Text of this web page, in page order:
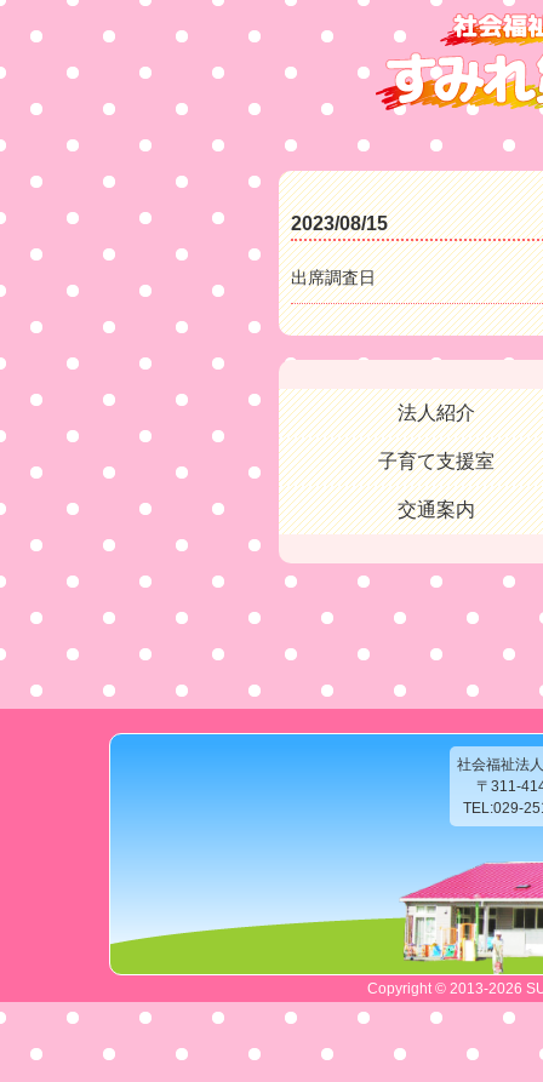
2023/08/15
出席調査日
法人紹介
子育て支援室
交通案内
社会福祉法
〒311-
TEL:029-
Copyright © 2013-2026